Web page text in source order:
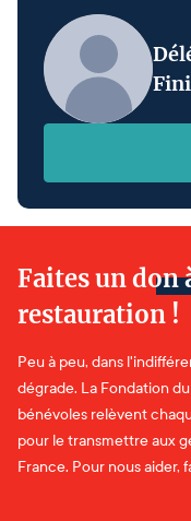
Faites un don
restauration !
Peu à peu, dans
dégrade. La Fondation
bénévoles relèvent
pour le transmettre aux
France. Pour nous aider,